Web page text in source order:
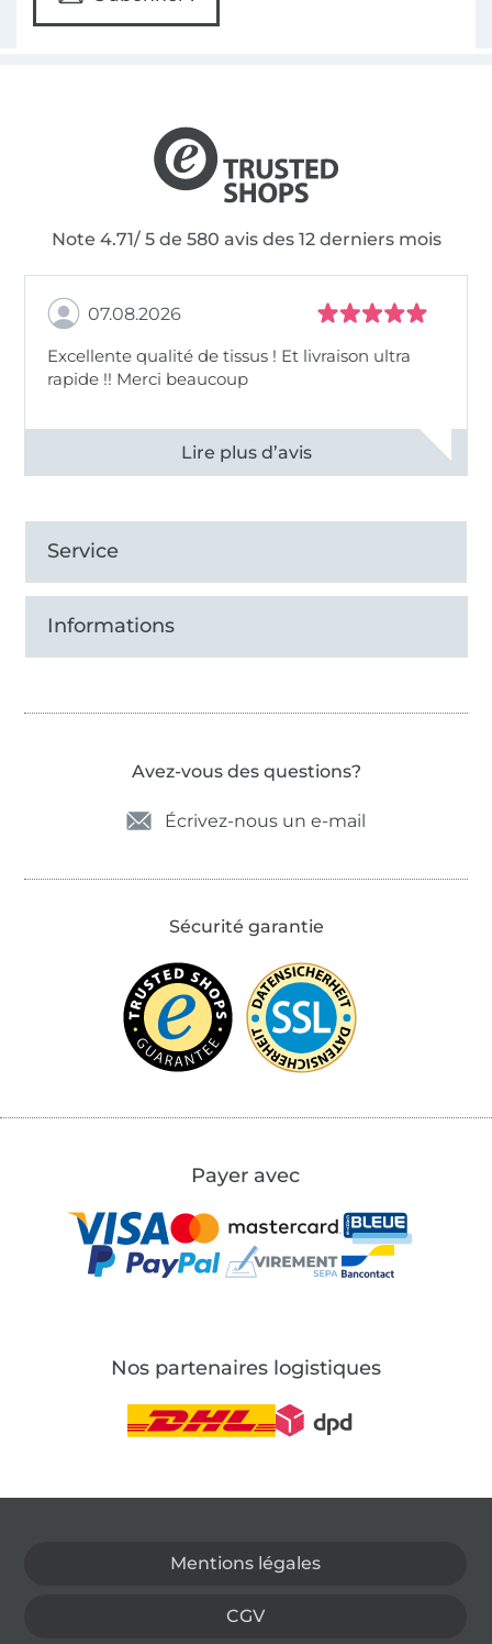
Note 4.71/ 5 de 580 avis des 12 derniers mois
07.08.2026
Excellente qualité de tissus ! Et livraison ultra
rapide !! Merci beaucoup
Voir tous les 11496 commentaires
Service
Informations
Avez-vous des questions?
Écrivez-nous un e-mail
Sécurité garantie
Payer avec
Nos partenaires logistiques
Mentions légales
CGV